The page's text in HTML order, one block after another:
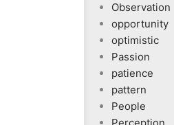
Observation
opportunity
optimistic
Passion
patience
pattern
People